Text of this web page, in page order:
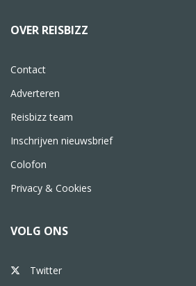
OVER REISBIZZ
Contact
Adverteren
Reisbizz team
Inschrijven nieuwsbrief
Colofon
Privacy & Cookies
VOLG ONS
Twitter